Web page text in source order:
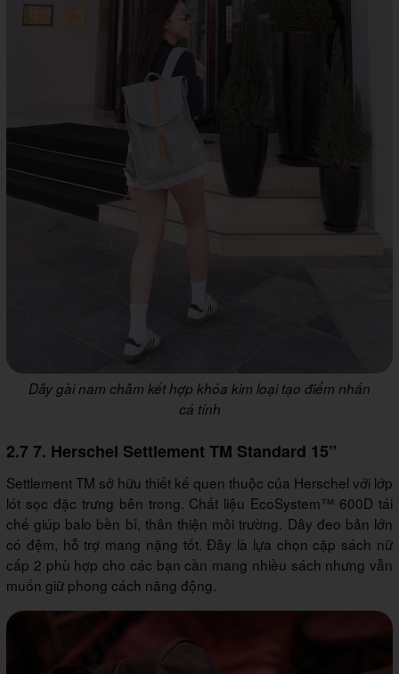
Dây gài nam châm kết hợp khóa kim loại tạo điểm nhấn
cá tính
2.7 7. Herschel Settlement TM Standard 15”
Settlement TM sở hữu thiết kế quen thuộc của Herschel với lớp
lót sọc đặc trưng bên trong. Chất liệu EcoSystem™ 600D tái
chế giúp balo bền bỉ, thân thiện môi trường. Dây đeo bản lớn
có đệm, hỗ trợ mang nặng tốt. Đây là lựa chọn cặp sách nữ
cấp 2 phù hợp cho các bạn cần mang nhiều sách nhưng vẫn
muốn giữ phong cách năng động.